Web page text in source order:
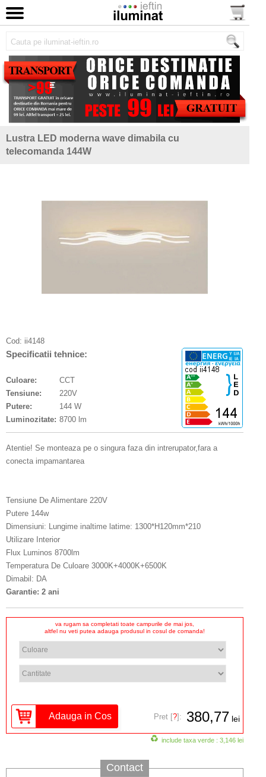
Lustra LED moderna wave dimabila cu
telecomanda 144W
Cod: ii4148
Specificatii tehnice:
Culoare:
CCT
Tensiune:
220V
Putere:
144 W
Luminozitate: 8700 lm
Atentie! Se monteaza pe o singura faza din intrerupator,fara a
conecta impamantarea
Tensiune De Alimentare 220V
Putere 144w
Dimensiuni: Lungime inaltime latime: 1300*H120mm*210
Utilizare Interior
Flux Luminos 8700lm
Temperatura De Culoare 3000K+4000K+6500K
Dimabil: DA
Garantie: 2 ani
va rugam sa completati toate campurile de mai jos,
altfel nu veti putea adauga produsul in cosul de comanda!
Pret [?]: 380,77 lei
include taxa verde : 3,146 lei
Contact